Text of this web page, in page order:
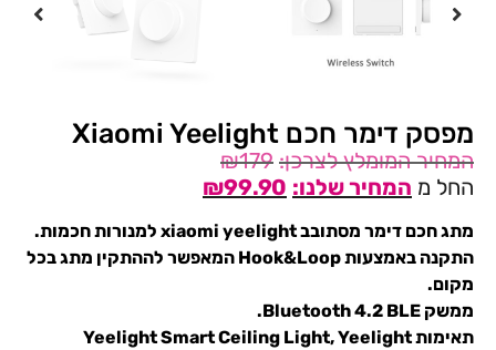
מפסק דימר חכם Xiaomi Yeelight
₪179
₪99.90 החל מ
מתג חכם דימר מסתובב xiaomi yeelight למנורות חכמות.
התקנה באמצעות Hook&Loop המאפשר לההתקין מתג בכל
מקום.
ממשק Bluetooth 4.2 BLE.
תאימות Yeelight Smart Ceiling Light, Yeelight